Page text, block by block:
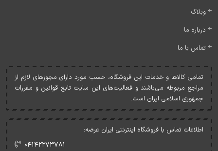
وبلاگ
درباره ما
تماس با ما
تمامی کالاها و خدمات اين فروشگاه، حسب مورد دارای مجوزهای لازم از
مراجع مربوطه می‌باشند و فعاليت‌های اين سايت تابع قوانين و مقررات
جمهوری اسلامی ايران است.
اطلاعات تماس با فروشگاه اینترنتی ایران عرضه:
۰۴۱۴۲۲۷۳۷۸۱